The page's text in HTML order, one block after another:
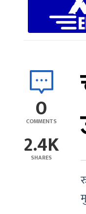
0
COMMENTS
2.4K
SHARES